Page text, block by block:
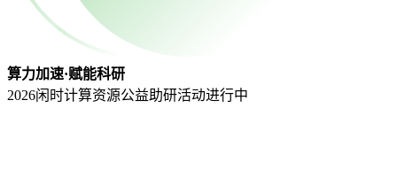
算力加速·赋能科研
2026闲时计算资源公益助研活动进行中